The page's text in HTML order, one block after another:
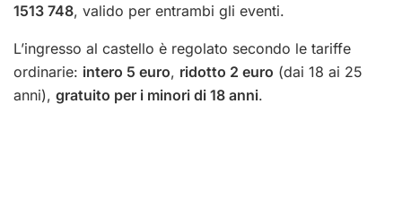
1513 748, valido per entrambi gli eventi.
L’ingresso al castello è regolato secondo le tariffe
ordinarie: intero 5 euro, ridotto 2 euro (dai 18 ai 25
anni), gratuito per i minori di 18 anni.